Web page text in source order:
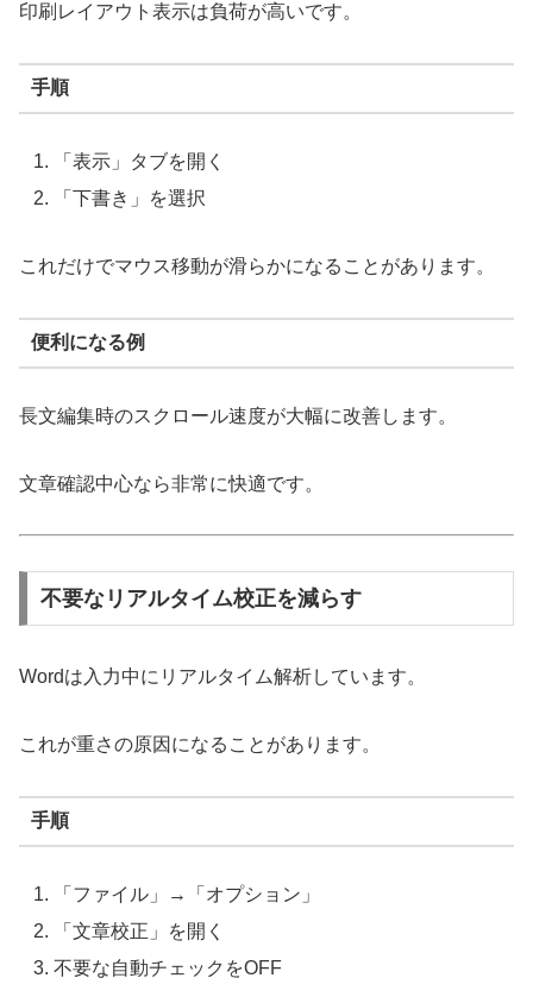
印刷レイアウト表示は負荷が高いです。
手順
「表示」タブを開く
「下書き」を選択
これだけでマウス移動が滑らかになることがあります。
便利になる例
長文編集時のスクロール速度が大幅に改善します。
文章確認中心なら非常に快適です。
不要なリアルタイム校正を減らす
Wordは入力中にリアルタイム解析しています。
これが重さの原因になることがあります。
手順
「ファイル」→「オプション」
「文章校正」を開く
不要な自動チェックをOFF